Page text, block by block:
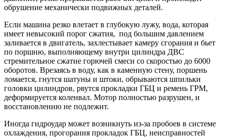
обрушение механически подвижных деталей.
Если машина резко влетает в глубокую лужу, вода, которая
имеет невысокий порог сжатия, под большим давлением
заливается в двигатель, захлестывает камеру сгорания и бьет
по поршню, выполняющему внутри цилиндра ДВС
стремительное сжатие горючей смеси со скоростью до 6000
оборотов. Врезаясь в воду, как в каменную стену, поршень
ломается, гнутся шатуны и штоки, обрываются шпильки
головки цилиндров, рвутся прокладки ГБЦ и ремень ГРМ,
деформируется коленвал. Мотор полностью разрушен, и
восстановлению не подлежит.
Иногда гидроудар может возникнуть из-за пробоев в системе
охлаждения, прогорания прокладок ГБЦ, неисправностей